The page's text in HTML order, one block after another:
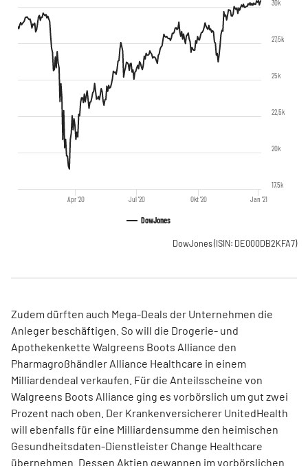
DowJones
Jul '20 Jan '21
Apr '20 Okt '20
17,5k
20k
22,5k
25k
27,5k
30k
DowJones(ISIN: DE000DB2KFA7)
Zudem dürften auch Mega-Deals der Unternehmen die
Anleger beschäftigen. So will die Drogerie- und
Apothekenkette Walgreens Boots Alliance den
Pharmagroßhändler Alliance Healthcare in einem
Milliardendeal verkaufen. Für die Anteilsscheine von
Walgreens Boots Alliance ging es vorbörslich um gut zwei
Prozent nach oben. Der Krankenversicherer UnitedHealth
will ebenfalls für eine Milliardensumme den heimischen
Gesundheitsdaten-Dienstleister Change Healthcare
übernehmen. Dessen Aktien gewannen im vorbörslichen